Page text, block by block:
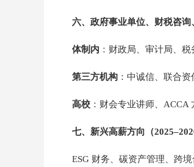
六、政府事业单位、财税咨
体制内 ：财政局、审计局、
第三方机构：中诚信、联合
高校：财会专业讲师、ACCA
七、新兴高薪方向（
ESG 财务、碳资产管理、跨